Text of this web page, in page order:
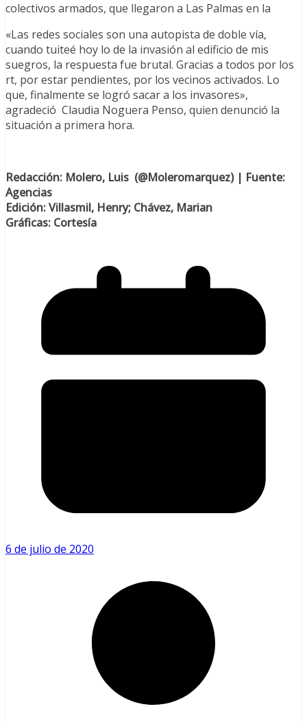
colectivos armados, que llegaron a Las Palmas en la
«Las redes sociales son una autopista de doble vía,
cuando tuiteé hoy lo de la invasión al edificio de mis
suegros, la respuesta fue brutal. Gracias a todos por los
rt, por estar pendientes, por los vecinos activados. Lo
que, finalmente se logró sacar a los invasores»,
agradeció Claudia Noguera Penso, quien denunció la
situación a primera hora.
Redacción: Molero, Luis (@Moleromarquez) | Fuente:
Agencias
Edición: Villasmil, Henry; Chávez, Marian
Gráficas: Cortesía
6 de julio de 2020